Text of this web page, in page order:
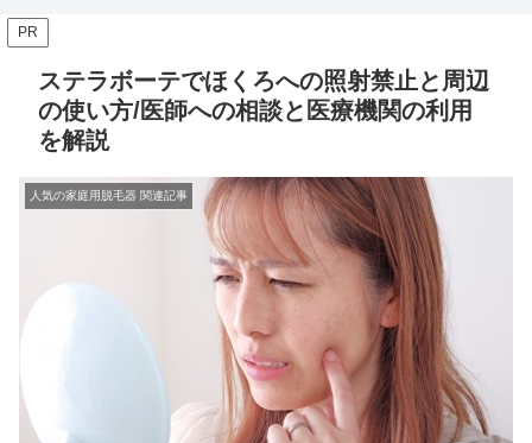
PR
ステラボーテでほくろへの照射禁止と周辺
の使い方/医師への相談と医療機関の利用
を解説
人気の家庭用脱毛器 関連記事